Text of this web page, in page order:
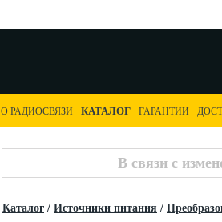
О РАДИОСВЯЗИ · КАТАЛОГ · ГАРАНТИИ ·
В связи с
Каталог / Источники питания /